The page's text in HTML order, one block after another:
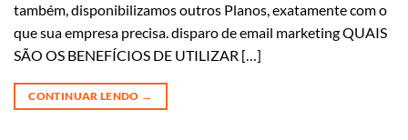
também, disponibilizamos outros Planos, exatamente com o
que sua empresa precisa. disparo de email marketing QUAIS
SÃO OS BENEFÍCIOS DE UTILIZAR […]
CONTINUAR LENDO →